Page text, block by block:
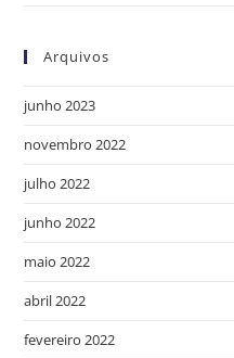
Arquivos
junho 2023
novembro 2022
julho 2022
junho 2022
maio 2022
abril 2022
fevereiro 2022